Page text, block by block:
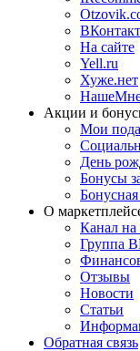
На сайте
Yell.ru
Хуже.нет
Акции и
Мои
День
Бонусы
О
Канал на
Группа
Отзывы
Новости
Статьи
Обратная связь